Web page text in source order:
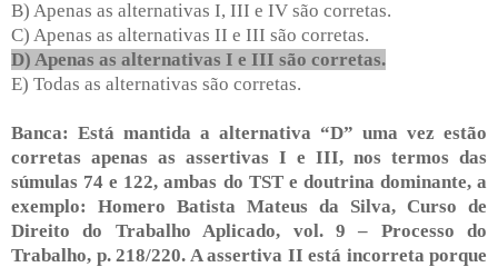
B) Apenas as alternativas I, III e IV são corretas.
C) Apenas as alternativas II e III são corretas.
D) Apenas as alternativas I e III são corretas.
E) Todas as alternativas são corretas.
Banca: Está mantida a alternativa “D” uma vez estão
corretas apenas as assertivas I e III, nos termos das
súmulas 74 e 122, ambas do TST e doutrina dominante, a
exemplo: Homero Batista Mateus da Silva, Curso de
Direito do Trabalho Aplicado, vol. 9 – Processo do
Trabalho, p. 218/220. A assertiva II está incorreta porque